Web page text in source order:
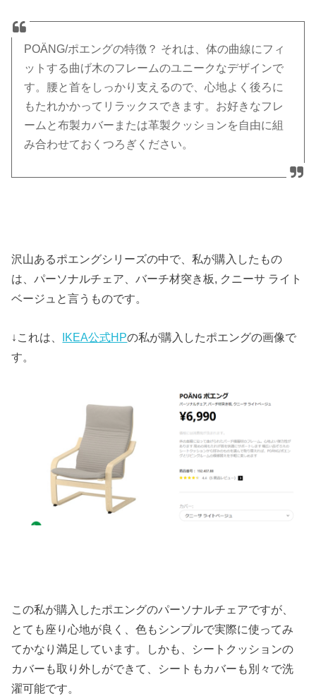
POÄNG/ポエングの特徴？ それは、体の曲線にフィ
ットする曲げ木のフレームのユニークなデザインで
す。腰と首をしっかり支えるので、心地よく後ろに
もたれかかってリラックスできます。お好きなフレ
ームと布製カバーまたは革製クッションを自由に組
み合わせておくつろぎください。
沢山あるポエングシリーズの中で、私が購入したもの
は、パーソナルチェア、バーチ材突き板, クニーサ ライト
ベージュと言うものです。
↓これは、 IKEA公式HPの私が購入したポエングの画像で
す。
この私が購入したポエングのパーソナルチェアですが、
とても座り心地が良く、色もシンプルで実際に使ってみ
てかなり満足しています。しかも、シートクッションの
カバーも取り外しができて、シートもカバーも別々で洗
濯可能です。